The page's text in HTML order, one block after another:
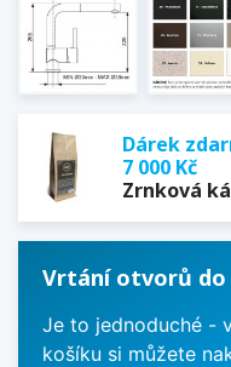
Dárek
7 000 Kč
Zrnková
Vrtání otvorů do
Je to jednoduché -
košíku si můžete